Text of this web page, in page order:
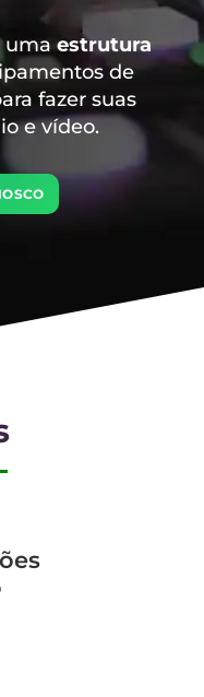
uma estrutura
de
fazer suas
e vídeo.